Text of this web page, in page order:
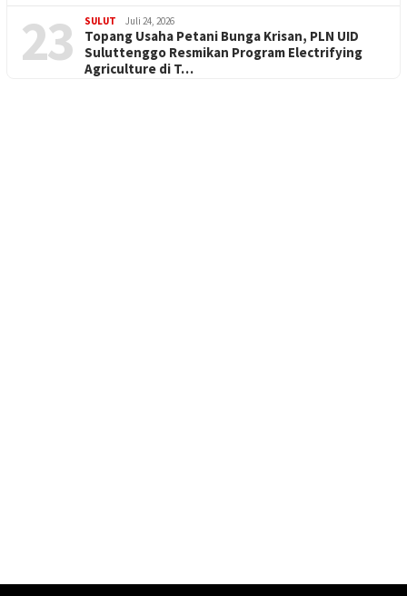
23 SULUT Juli 24, 2026
Topang Usaha Petani Bunga Krisan, PLN UID
Suluttenggo Resmikan Program Electrifying
Agriculture di T…